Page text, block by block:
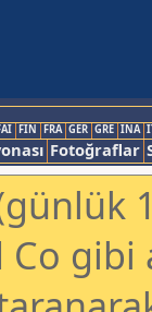
FIN FRA GER GRE INA
Fotoğraflar
Co